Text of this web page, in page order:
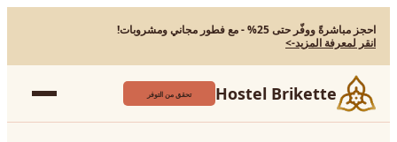
احجز مباشرةً ووفّر حتى 25% - مع فطور مجاني ومشروبات!
انقر لمعرفة المزيد->
Hostel Brikette تحقق من التوفر